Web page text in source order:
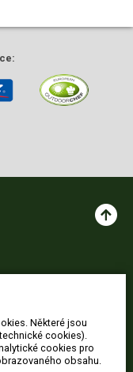
Některé jsou
cookies).
cookies pro
obsahu.